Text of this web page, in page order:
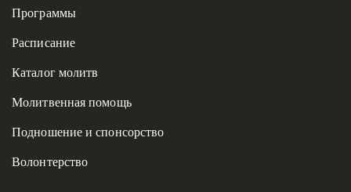
Программы
Расписание
Каталог молитв
Молитвенная помощь
Подношение и спонсорство
Волонтерство